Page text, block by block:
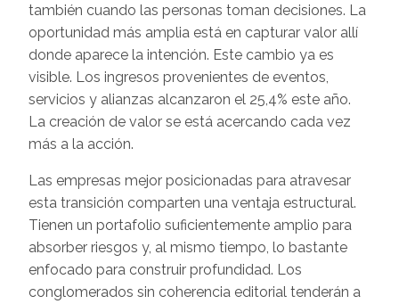
también cuando las personas toman decisiones. La
oportunidad más amplia está en capturar valor allí
donde aparece la intención. Este cambio ya es
visible. Los ingresos provenientes de eventos,
servicios y alianzas alcanzaron el 25,4% este año.
La creación de valor se está acercando cada vez
más a la acción.
Las empresas mejor posicionadas para atravesar
esta transición comparten una ventaja estructural.
Tienen un portafolio suficientemente amplio para
absorber riesgos y, al mismo tiempo, lo bastante
enfocado para construir profundidad. Los
conglomerados sin coherencia editorial tenderán a